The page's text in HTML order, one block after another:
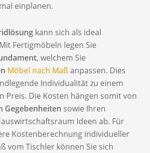
einplanen.
kann sich als ideal
Fertigmöbeln legen Sie
, welchem Sie
Möbel nach Maßanpassen. Dies
Individualität zu einem
Preis. Die Kosten hängen somit von
Gegebenheiten sowie Ihren
Ideen ab. Für
Kostenberechnung individueller
vom Tischler können Sie sich